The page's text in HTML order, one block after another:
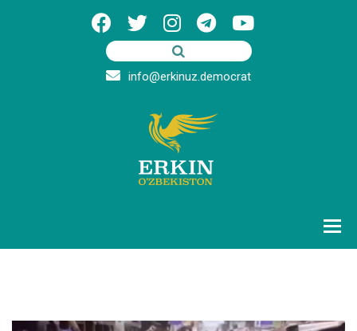
info@erkinuz.democrat